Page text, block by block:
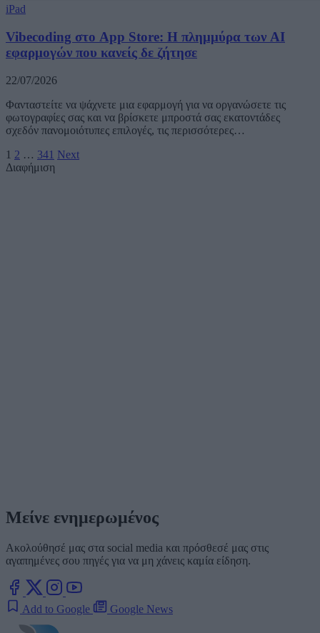
iPad
Vibecoding στο App Store: Η πλημμύρα των AI
εφαρμογών που κανείς δε ζήτησε
22/07/2026
Φανταστείτε να ψάχνετε μια εφαρμογή για να οργανώσετε τις
φωτογραφίες σας και να βρίσκετε μπροστά σας εκατοντάδες
σχεδόν πανομοιότυπες επιλογές, τις περισσότερες…
1 2 … 341 Next
Διαφήμιση
Μείνε ενημερωμένος
Ακολούθησέ μας στα social media και πρόσθεσέ μας στις
αγαπημένες σου πηγές για να μη χάνεις καμία είδηση.
Add to Google Google News